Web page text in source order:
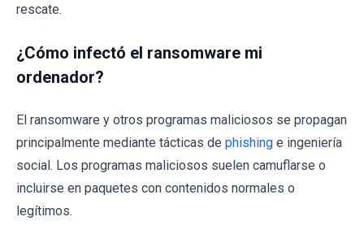
rescate.
¿Cómo infectó el ransomware mi
ordenador?
El ransomware y otros programas maliciosos se propagan
principalmente mediante tácticas de phishing e ingeniería
social. Los programas maliciosos suelen camuflarse o
incluirse en paquetes con contenidos normales o
legítimos.